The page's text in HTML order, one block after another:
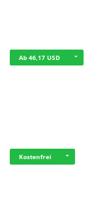
Ab 46,17 USD
Kostenfrei